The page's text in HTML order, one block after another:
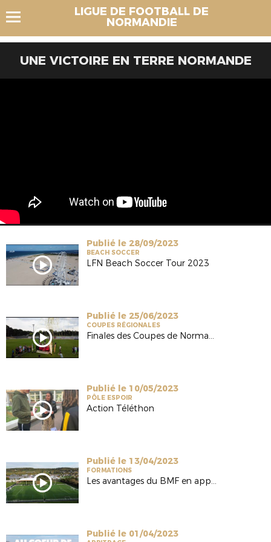
LIGUE DE FOOTBALL DE
NORMANDIE
UNE VICTOIRE EN TERRE NORMANDE
Publié le 28/09/2023
BEACH SOCCER
LFN Beach Soccer Tour 2023
Publié le 25/06/2023
COUPES RÉGIONALES
Finales des Coupes de Normandie 2023
Publié le 10/05/2023
PÔLE ESPOIR
Action Téléthon
Publié le 13/04/2023
FORMATIONS
Les avantages du BMF en apprentissage
Publié le 01/04/2023